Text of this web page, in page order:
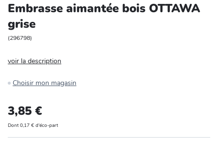
Bricolage et auto
Jardin et plein air
Embrasse aimantée bois OTTAWA
grise
(296798)
voir la description
Choisir mon magasin
3,85 €
Dont 0,17 € d'éco-part